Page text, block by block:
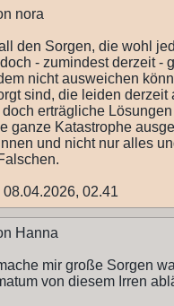
nora
den Sorgen, die wohl
- zumindest derzeit -
nicht ausweichen
sind, die leiden
erträgliche
ganze Katastrophe
und nicht nur alles
08.04.2026, 02.41
Hanna
mir große Sorgen
von diesem Irren